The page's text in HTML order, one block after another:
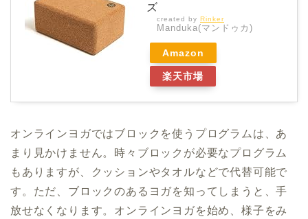
ズ
created by Rinker
Manduka(マンドゥカ)
Amazon
楽天市場
オンラインヨガではブロックを使うプログラムは、あ
まり見かけません。時々ブロックが必要なプログラム
もありますが、クッションやタオルなどで代替可能で
す。ただ、ブロックのあるヨガを知ってしまうと、手
放せなくなります。オンラインヨガを始め、様子をみ